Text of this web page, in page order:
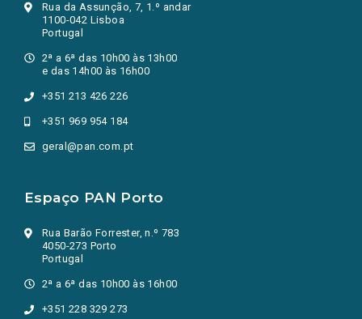
Rua da Assunção, 7, 1.º andar
1100-042 Lisboa
Portugal
2ª a 6ª das 10h00 às 13h00
e das 14h00 às 16h00
+351 213 426 226
+351 969 954 184
geral@pan.com.pt
Espaço PAN Porto
Rua Barão Forrester, n.º 783
4050-273 Porto
Portugal
2ª a 6ª das 10h00 às 16h00
+351 228 329 273